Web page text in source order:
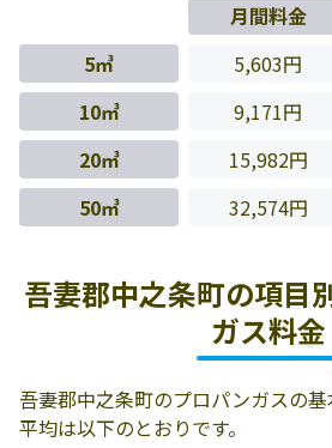
月間料金
5㎥
5,603円
10㎥
9,171円
20㎥
15,982円
50㎥
32,574円
吾妻郡中之条町の項目
ガス料金
吾妻郡中之条町のプロパンガスの
平均は以下のとおりです。